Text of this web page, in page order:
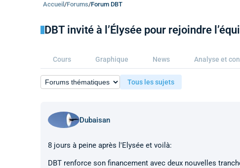
Accueil /Forums/Forum DBT
DBT invité à l’Élysée pour rejoindre
Cours Graphique News Analyse et
Tous les sujets
Dubaisan
8 jours à peine après l'Elysée et voilà:
DBT renforce son financement avec deux nouvelles